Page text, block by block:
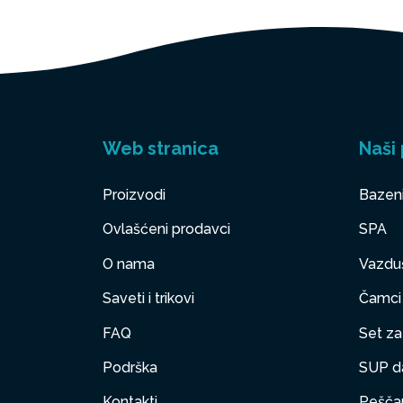
sprečava
Web stranica
Proizvodi
Ovlašćeni prodavci
O nama
Saveti i trikovi
FAQ
Podrška
Naši
SPA
Čamci
Set
SUP